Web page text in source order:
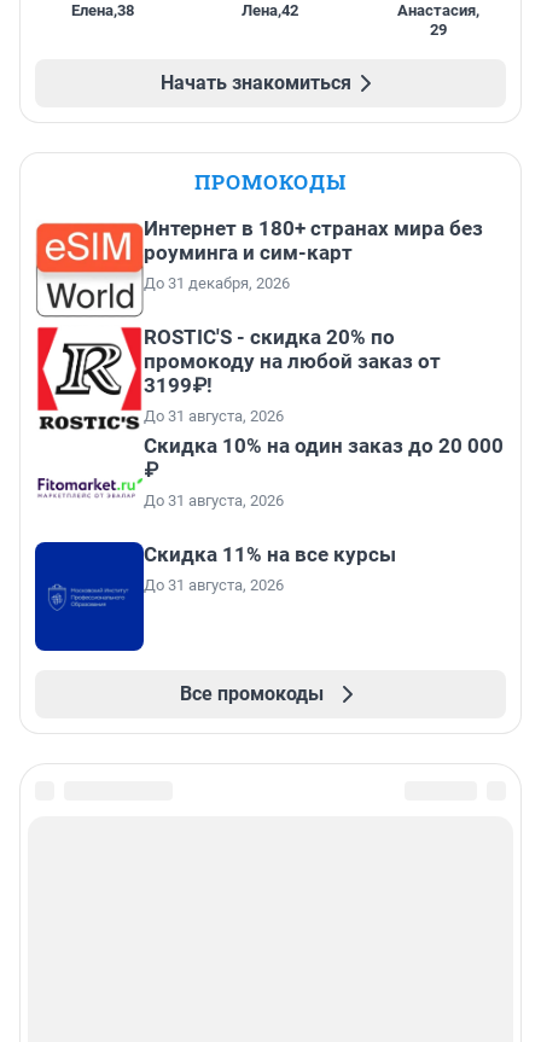
Елена,38 Лена,42 Анастасия,
29
Начать знакомиться
ПРОМОКОДЫ
Интернет в 180+ странах мира без
роуминга и сим-карт
До 31 декабря, 2026
ROSTIC'S - скидка 20% по
промокоду на любой заказ от
3199₽!
До 31 августа, 2026
Скидка 10% на один заказ до 20 000
₽
До 31 августа, 2026
Скидка 11% на все курсы
До 31 августа, 2026
Все промокоды